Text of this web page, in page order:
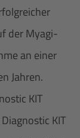
der Myagi-
an einer
Jahren.
KIT
KIT